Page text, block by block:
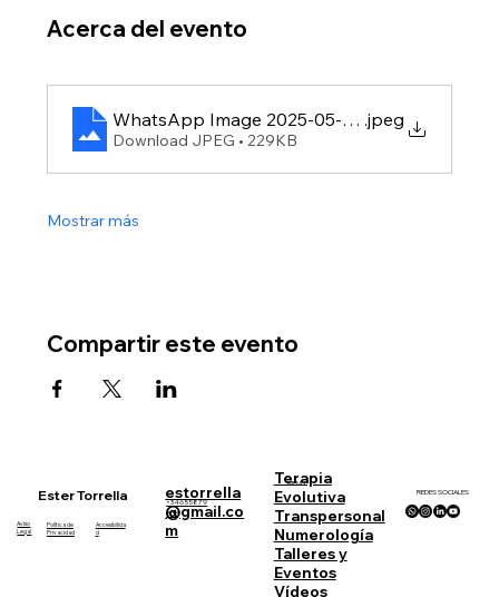
Acerca del evento
WhatsApp Image 2025-05-29 at 17.32.59
.jpeg
Download JPEG • 229KB
Mostrar más
Compartir este evento
Ester Torrella
Aviso
Legal
Política de
Privacidad
Accesibilida
d
estorrella
@gmail.co
m
+34655879
833
MENU
Terapia
Evolutiva
Transpersonal
Numerología
Talleres y
Eventos
Vídeos
REDES SOCIALES